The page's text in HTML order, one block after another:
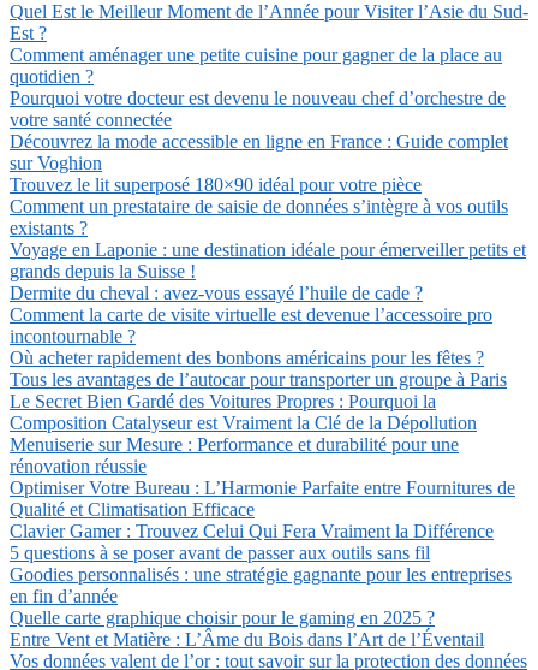
Quel Est le Meilleur Moment de l’Année pour Visiter l’Asie du Sud-
Est ?
Comment aménager une petite cuisine pour gagner de la place au
quotidien ?
Pourquoi votre docteur est devenu le nouveau chef d’orchestre de
votre santé connectée
Découvrez la mode accessible en ligne en France : Guide complet
sur Voghion
Trouvez le lit superposé 180×90 idéal pour votre pièce
Comment un prestataire de saisie de données s’intègre à vos outils
existants ?
Voyage en Laponie : une destination idéale pour émerveiller petits et
grands depuis la Suisse !
Dermite du cheval : avez-vous essayé l’huile de cade ?
Comment la carte de visite virtuelle est devenue l’accessoire pro
incontournable ?
Où acheter rapidement des bonbons américains pour les fêtes ?
Tous les avantages de l’autocar pour transporter un groupe à Paris
Le Secret Bien Gardé des Voitures Propres : Pourquoi la
Composition Catalyseur est Vraiment la Clé de la Dépollution
Menuiserie sur Mesure : Performance et durabilité pour une
rénovation réussie
Optimiser Votre Bureau : L’Harmonie Parfaite entre Fournitures de
Qualité et Climatisation Efficace
Clavier Gamer : Trouvez Celui Qui Fera Vraiment la Différence
5 questions à se poser avant de passer aux outils sans fil
Goodies personnalisés : une stratégie gagnante pour les entreprises
en fin d’année
Quelle carte graphique choisir pour le gaming en 2025 ?
Entre Vent et Matière : L’Âme du Bois dans l’Art de l’Éventail
Vos données valent de l’or : tout savoir sur la protection des données